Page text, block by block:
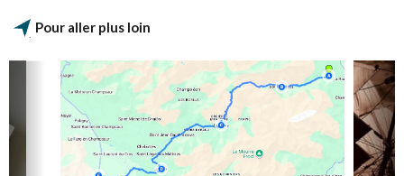
Pour aller plus loin